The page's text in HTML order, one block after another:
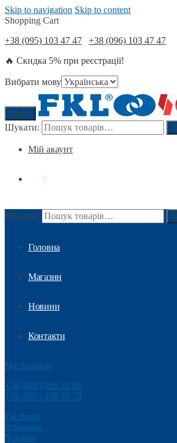
Skip to navigation Skip to content
Shopping Cart
+38 (095) 103 47 47
+38 (096) 103 47 47
🔥 Скидка 5% при реєстрації!
Вибрати мову
Menu
Шукати:
Мій акаунт
0
Шукати:
Головна
Магазин
Новини
Контакти
My Account
+38 (098) 929 28 66
+38 (095) 859 70 73
Facebook
Instagram
Youtube